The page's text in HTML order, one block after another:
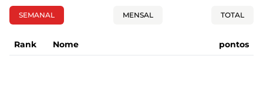
SEMANAL MENSAL TOTAL
Rank Nome pontos